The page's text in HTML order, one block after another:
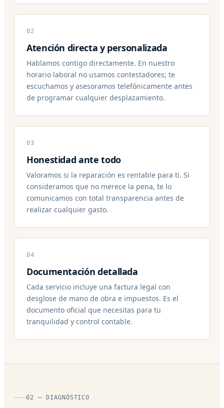
02
Atención directa y personalizada
Hablamos contigo directamente. En nuestro
horario laboral no usamos contestadores; te
escuchamos y asesoramos telefónicamente antes
de programar cualquier desplazamiento.
03
Honestidad ante todo
Valoramos si la reparación es rentable para ti. Si
consideramos que no merece la pena, te lo
comunicamos con total transparencia antes de
realizar cualquier gasto.
04
Documentación detallada
Cada servicio incluye una factura legal con
desglose de mano de obra e impuestos. Es el
documento oficial que necesitas para tu
tranquilidad y control contable.
02 — DIAGNÓSTICO